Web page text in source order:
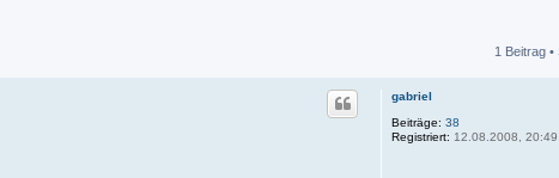
1 Beitrag •
gabriel
Beiträge: 38
Registriert: 12.08.2008, 20:49